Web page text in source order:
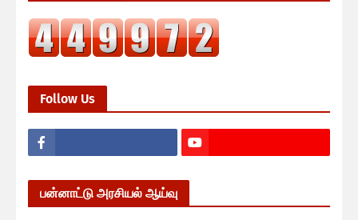
Follow Us
பன்னாட்டு அரசியல் ஆய்வு